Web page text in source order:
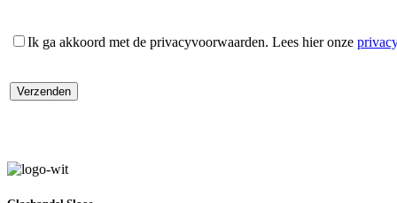
Ik ga akkoord met de privacyvoorwaarden. Lees hier onze